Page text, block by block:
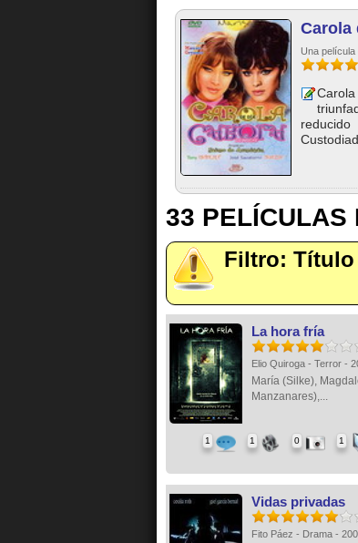
Carola
Una
33 PELÍCULAS
Filtro: Título
La hora fría
Elio Quiroga - Terror -
María (Silke),
Manzanares),...
1 1 0 1
Vidas privadas
Fito Páez - Drama -